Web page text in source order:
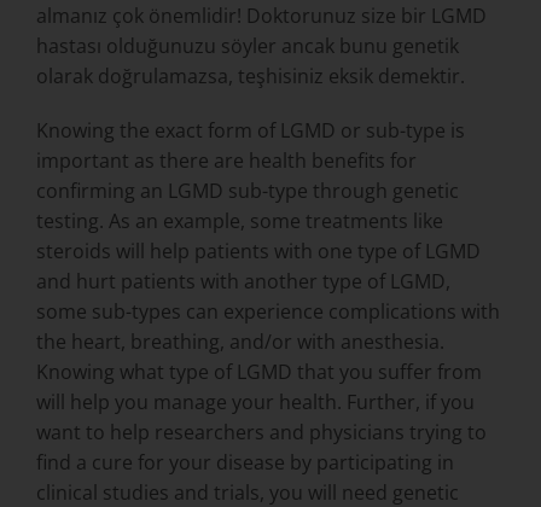
almanız çok önemlidir! Doktorunuz size bir LGMD
hastası olduğunuzu söyler ancak bunu genetik
olarak doğrulamazsa, teşhisiniz eksik demektir.
Knowing the exact form of LGMD or sub-type is
important as there are health benefits for
confirming an LGMD sub-type through genetic
testing. As an example, some treatments like
steroids will help patients with one type of LGMD
and hurt patients with another type of LGMD,
some sub-types can experience complications with
the heart, breathing, and/or with anesthesia.
Knowing what type of LGMD that you suffer from
will help you manage your health. Further, if you
want to help researchers and physicians trying to
find a cure for your disease by participating in
clinical studies and trials, you will need genetic